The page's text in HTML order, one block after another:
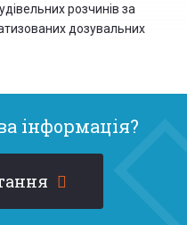
розчинів за
дозувальних
інформація?